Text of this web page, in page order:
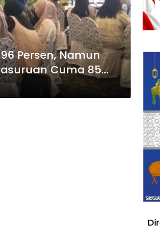
Persen, Namun
Cuma 85